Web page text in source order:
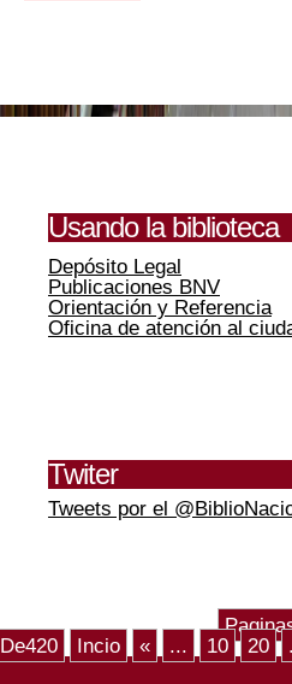
Usando la biblioteca
Depósito Legal
Publicaciones BNV
Orientación y Referencia
Oficina de atención al
Twiter
Tweets por el
De420
Incio « ... 10 20